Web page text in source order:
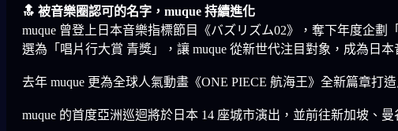
🔝 被音樂圈認可的名字，muque 持續進化
muque 曾登上日本音樂指標節目《バズリズム02》，奪下年度企
選為「唱片行大賞 青獎」，讓 muque 從新世代注目對象，成為日
去年 muque 更為全球人氣動畫《ONE PIECE 航海王》全新篇章打
muque 的首度亞洲巡迴將於日本 14 座城市演出，並前往新加坡、